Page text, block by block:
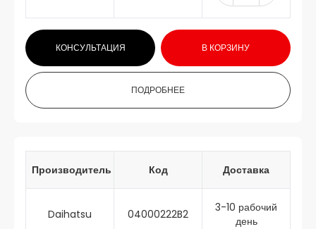
КОНСУЛЬТАЦИЯ В КОРЗИНУ
ПОДРОБНЕЕ
Производитель Код Доставка
Daihatsu 04000222B2
3-10 рабочий
день